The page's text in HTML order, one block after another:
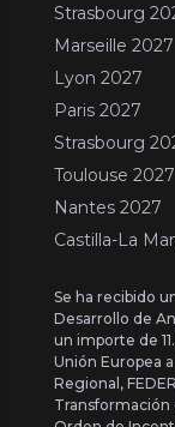
Strasbourg
Marseille 2027
Lyon 2027
Paris 2027
Strasbourg
Toulouse 2027
Nantes 2027
Castilla-La
Se ha recibido
Desarrollo de
un importe de
Unión Europea
Regional,
Transformación